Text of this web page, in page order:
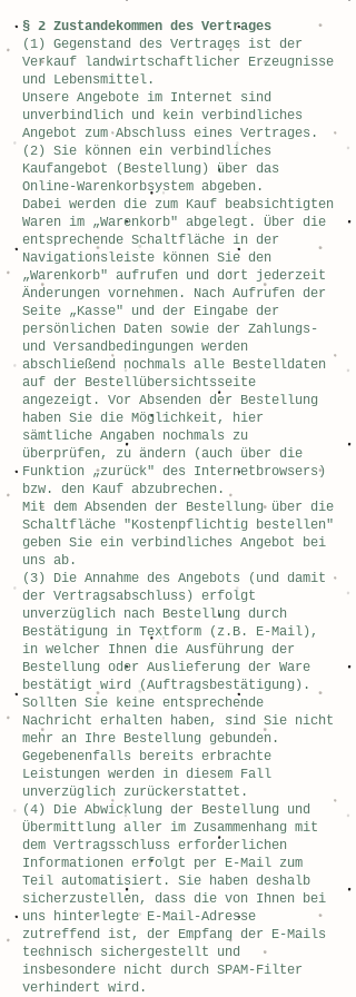
§ 2 Zustandekommen des Vertrages
(1) Gegenstand des Vertrages ist der
Verkauf landwirtschaftlicher Erzeugnisse
und Lebensmittel.
Unsere Angebote im Internet sind
unverbindlich und kein verbindliches
Angebot zum Abschluss eines Vertrages.
(2) Sie können ein verbindliches
Kaufangebot (Bestellung) über das
Online-Warenkorbsystem abgeben.
Dabei werden die zum Kauf beabsichtigten
Waren im „Warenkorb" abgelegt. Über die
entsprechende Schaltfläche in der
Navigationsleiste können Sie den
„Warenkorb" aufrufen und dort jederzeit
Änderungen vornehmen. Nach Aufrufen der
Seite „Kasse" und der Eingabe der
persönlichen Daten sowie der Zahlungs-
und Versandbedingungen werden
abschließend nochmals alle Bestelldaten
auf der Bestellübersichtsseite
angezeigt. Vor Absenden der Bestellung
haben Sie die Möglichkeit, hier
sämtliche Angaben nochmals zu
überprüfen, zu ändern (auch über die
Funktion „zurück" des Internetbrowsers)
bzw. den Kauf abzubrechen.
Mit dem Absenden der Bestellung über die
Schaltfläche "Kostenpflichtig bestellen"
geben Sie ein verbindliches Angebot bei
uns ab.
(3) Die Annahme des Angebots (und damit
der Vertragsabschluss) erfolgt
unverzüglich nach Bestellung durch
Bestätigung in Textform (z.B. E-Mail),
in welcher Ihnen die Ausführung der
Bestellung oder Auslieferung der Ware
bestätigt wird (Auftragsbestätigung).
Sollten Sie keine entsprechende
Nachricht erhalten haben, sind Sie nicht
mehr an Ihre Bestellung gebunden.
Gegebenenfalls bereits erbrachte
Leistungen werden in diesem Fall
unverzüglich zurückerstattet.
(4) Die Abwicklung der Bestellung und
Übermittlung aller im Zusammenhang mit
dem Vertragsschluss erforderlichen
Informationen erfolgt per E-Mail zum
Teil automatisiert. Sie haben deshalb
sicherzustellen, dass die von Ihnen bei
uns hinterlegte E-Mail-Adresse
zutreffend ist, der Empfang der E-Mails
technisch sichergestellt und
insbesondere nicht durch SPAM-Filter
verhindert wird.